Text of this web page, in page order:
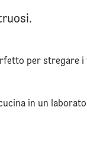
per stregare i
in un